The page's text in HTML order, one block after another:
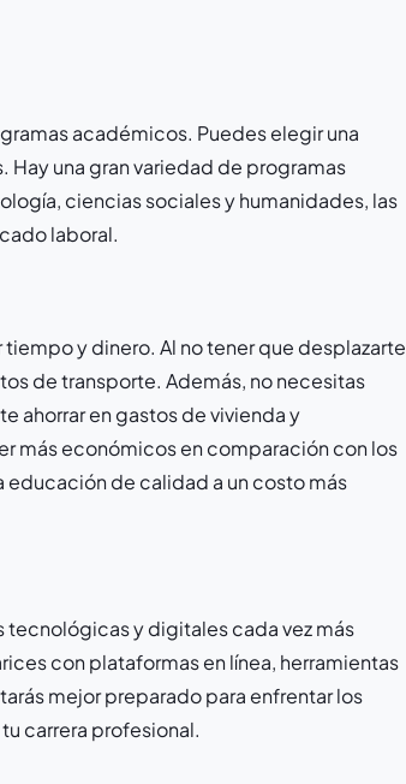
académicos. Puedes elegir una
Hay una gran variedad de programas
ciencias sociales y humanidades, las
laboral.
y dinero. Al no tener que desplazarte
de transporte. Además, no necesitas
ahorrar en gastos de vivienda y
más económicos en comparación con los
de calidad a un costo más
tecnológicas y digitales cada vez más
con plataformas en línea, herramientas
mejor preparado para enfrentar los
carrera profesional.